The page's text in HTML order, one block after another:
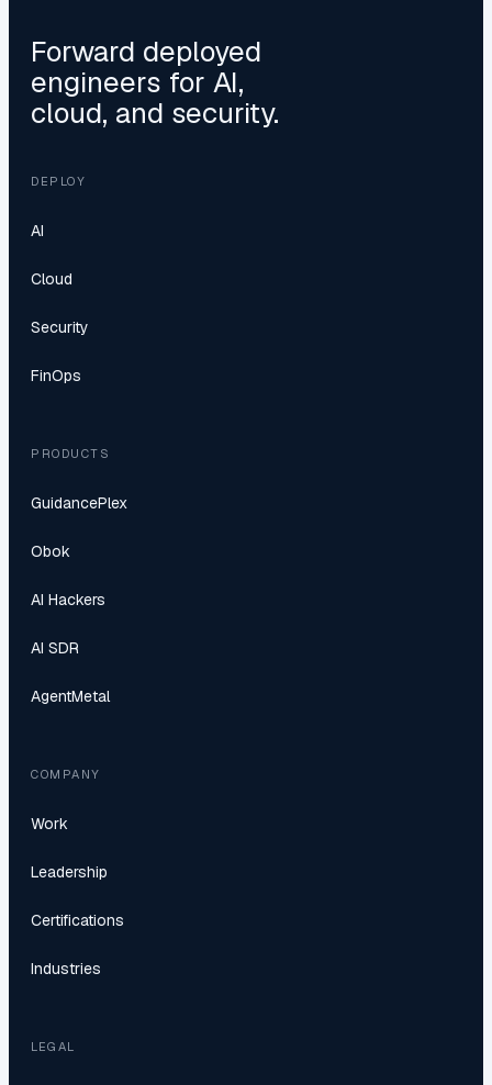
Forward deployed
engineers for AI,
cloud, and security.
DEPLOY
AI
Cloud
Security
FinOps
PRODUCTS
GuidancePlex
Obok
AI Hackers
AI SDR
AgentMetal
COMPANY
Work
Leadership
Certifications
Industries
LEGAL